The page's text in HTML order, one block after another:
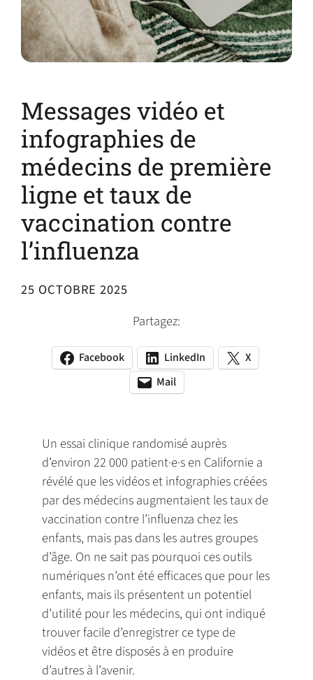
Messages vidéo et
infographies de
médecins de première
ligne et taux de
vaccination contre
l’influenza
25 OCTOBRE 2025
Partagez:
Facebook
(opens
LinkedIn
(opens
in
a
X
(opens
Mail
(opens
app)
(opens
new
tab)
Un essai clinique randomisé auprès
d’environ 22 000 patient·e·s en Californie a
révélé que les vidéos et infographies créées
par des médecins augmentaient les taux de
vaccination contre l’influenza chez les
enfants, mais pas dans les autres groupes
d’âge. On ne sait pas pourquoi ces outils
numériques n’ont été efficaces que pour les
enfants, mais ils présentent un potentiel
d’utilité pour les médecins, qui ont indiqué
trouver facile d’enregistrer ce type de
vidéos et être disposés à en produire
d’autres à l’avenir.